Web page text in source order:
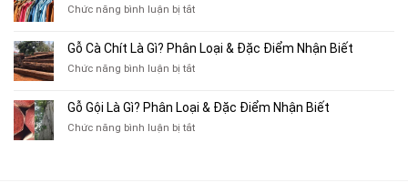
Xe
Cũ,
Xe
Cũ
TP.HCM
Thu
Sách
Tạp
Chí
Chức năng bình luận bị tắtở
Địa
Chỉ
Bán
Áo
Gỗ Cà Chít Là Gì? Phân Loại & Đặc Điểm Nhận Biết
Chức năng bình luận bị tắtở
Chít
Là
Gỗ Gội Là Gì? Phân Loại & Đặc Điểm Nhận Biết
Chức năng bình luận bị tắtở